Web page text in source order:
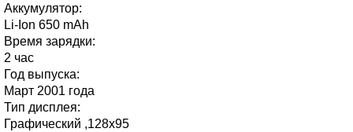
Аккумулятор:
Li-Ion 650 mAh
Время зарядки:
2 час
Год выпуска:
Март 2001 года
Тип дисплея:
Графический ,128х95